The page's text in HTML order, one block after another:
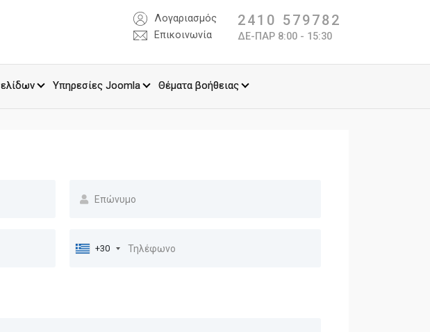
Λογαριασμός
Επικοινωνία
2410 579782
ΔΕ-ΠΑΡ 8:00 - 15:30
Υπηρεσίες Joomla Θέματα βοήθειας
+30